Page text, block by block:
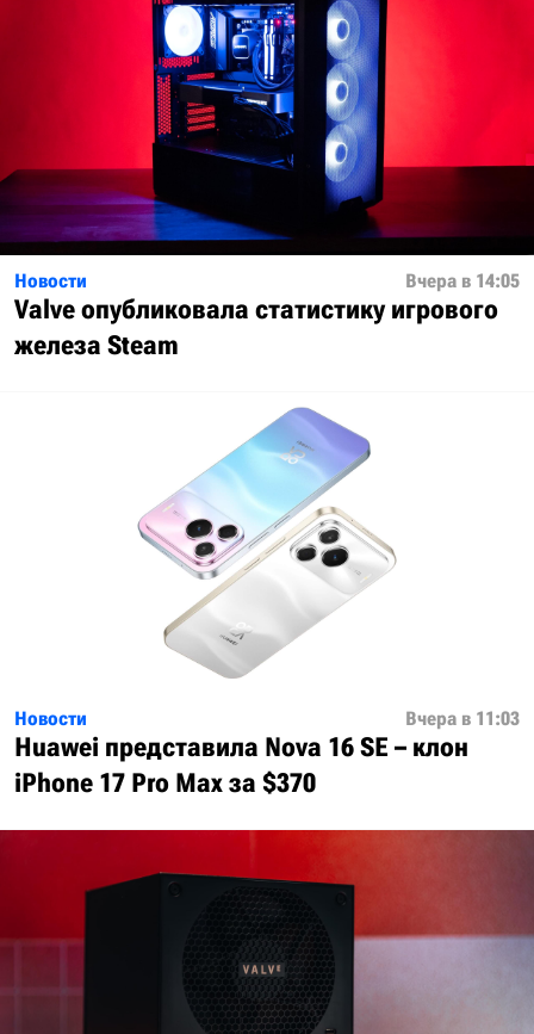
Новости Вчера в 14:05
Valve опубликовала статистику игрового
железа Steam
Новости Вчера в 11:03
Huawei представила Nova 16 SE – клон
iPhone 17 Pro Max за $370